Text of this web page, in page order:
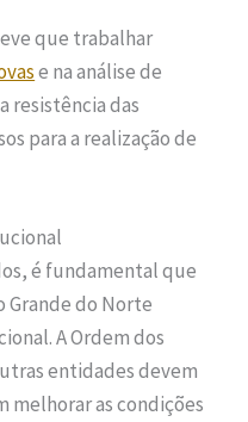
que trabalhar
e na análise de
resistência das
para a realização de
é fundamental que
Grande do Norte
A Ordem dos
entidades devem
melhorar as condições